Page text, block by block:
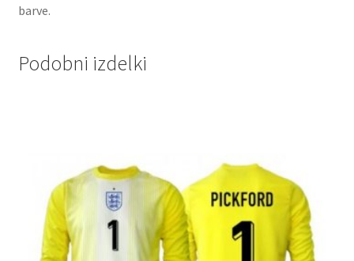
barve.
Podobni izdelki